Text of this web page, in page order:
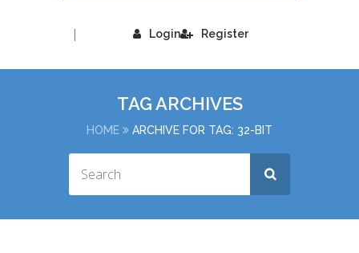
Login
| Register
TAG ARCHIVES
HOME ARCHIVE FOR TAG: 32-BIT